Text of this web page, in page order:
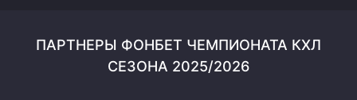
ПАРТНЕРЫ ФОНБЕТ ЧЕМПИОНАТА КХЛ
СЕЗОНА 2025/2026